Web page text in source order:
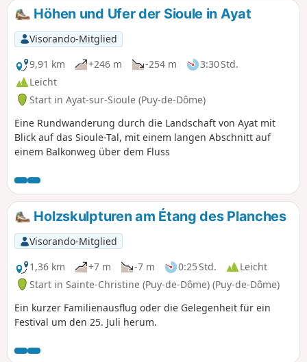
Höhen und Ufer der Sioule in Ayat
Visorando-Mitglied
9,91 km
+246 m -254 m
3:30 Std.
Leicht
Start in Ayat-sur-Sioule (Puy-de-Dôme)
Eine Rundwanderung durch die Landschaft von Ayat mit
Blick auf das Sioule-Tal, mit einem langen Abschnitt auf
einem Balkonweg über dem Fluss
Holzskulpturen am Étang des Planches
Visorando-Mitglied
1,36 km
+7 m -7 m 0:25 Std.
Leicht
Start in Sainte-Christine (Puy-de-Dôme) (Puy-de-Dôme)
Ein kurzer Familienausflug oder die Gelegenheit für ein
Festival um den 25. Juli herum.